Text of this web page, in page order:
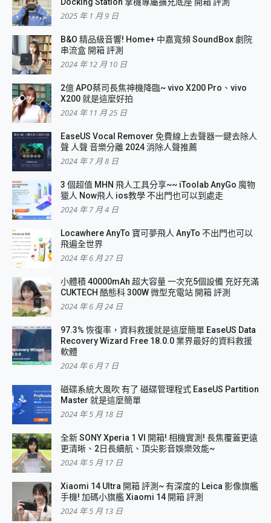
2025 年 1 月 9 日
B&O 精品級音響! Home+ 中嘉寬頻 SoundBox 劇院
串流盒 開箱 評測
2024 年 12 月 10 日
2億 APO蔡司長焦神機降臨~ vivo X200 Pro、vivo
X200 就是這麼好拍
2024 年 11 月 25 日
EaseUS Vocal Remover 免費線上去聲器一鍵去除人
聲 人聲 音樂分離 2024 消除人聲推薦
2024 年 7 月 8 日
3 個超值 MHN 飛人工具分享~~ iToolab AnyGo 魔物
獵人 Now飛人 ios教學 不出門也可以到處走
2024 年 7 月 4 日
Locawhere AnyTo 寶可夢飛人 AnyTo 不出門也可以
飛遍全世界
2024 年 6 月 27 日
小體積 40000mAh 超大容量 一次充5個設備 充好充滿
CUKTECH 酷態科 300W 微型充電站 開箱 評測
2024 年 6 月 24 日
97.3% 恢復率，資料救援就是這麼簡單 EaseUS Data
Recovery Wizard Free 18.0.0 業界最好的資料救援
軟體
2024 年 6 月 7 日
磁碟系統大風吹 有了 磁碟管理程式 EaseUS Partition
Master 就是這麼簡單
2024 年 5 月 18 日
全新 SONY Xperia 1 VI 開箱! 相機實測! 長焦覆蓋更遠
更清晰、2日長續航、頂尖影音娛樂效能~
2024 年 5 月 17 日
Xiaomi 14 Ultra 開箱 評測~ 有深度的 Leica 影像旗艦
手機! 加碼小旗艦 Xiaomi 14 開箱 評測
2024 年 5 月 13 日